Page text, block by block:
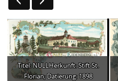
Titel: NULLHerkunft: Stift St.
Florian; Datierung: 1898